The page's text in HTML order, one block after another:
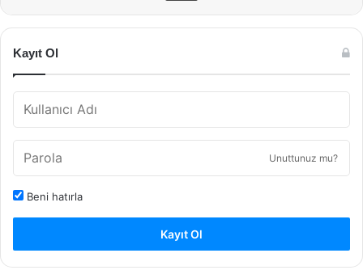
Kayıt Ol
Unuttunuz mu?
Beni hatırla
Kayıt Ol